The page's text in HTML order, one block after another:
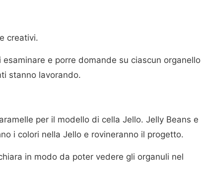
creativi.
e porre domande su ciascun organello
stanno lavorando.
per il modello di cella Jello. Jelly Beans e
i colori nella Jello e rovineranno il progetto.
in modo da poter vedere gli organuli nel